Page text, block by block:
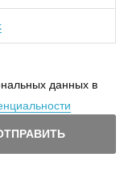
данных в